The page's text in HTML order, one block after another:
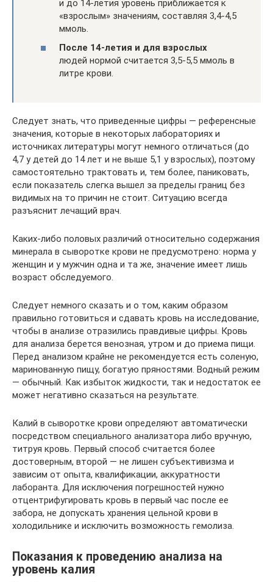
и до 14-летия уровень приближается к
«взрослым» значениям, составляя 3,4-4,5
ммоль.
После 14-летия и для взрослых
людей нормой считается 3,5-5,5 ммоль в
литре крови.
Следует знать, что приведенные цифры — референсные
значения, которые в некоторых лабораториях и
источниках литературы могут немного отличаться (до
4,7 у детей до 14 лет и не выше 5,1 у взрослых), поэтому
самостоятельно трактовать и, тем более, паниковать,
если показатель слегка вышел за пределы границ без
видимых на то причин не стоит. Ситуацию всегда
разъяснит лечащий врач.
Каких-либо половых различий относительно содержания
минерала в сыворотке крови не предусмотрено: норма у
женщин и у мужчин одна и та же, значение имеет лишь
возраст обследуемого.
Следует немного сказать и о том, каким образом
правильно готовиться и сдавать кровь на исследование,
чтобы в анализе отразились правдивые цифры. Кровь
для анализа берется венозная, утром и до приема пищи.
Перед анализом крайне не рекомендуется есть соленую,
маринованную пищу, богатую пряностями. Водный режим
— обычный. Как избыток жидкости, так и недостаток ее
может негативно сказаться на результате.
Калий в сыворотке крови определяют автоматически
посредством специального анализатора либо вручную,
титруя кровь. Первый способ считается более
достоверным, второй — не лишен субъективизма и
зависим от опыта, квалификации, аккуратности
лаборанта. Для исключения погрешностей нужно
отцентрифугировать кровь в первый час после ее
забора, не допускать хранения цельной крови в
холодильнике и исключить возможность гемолиза.
Показания к проведению анализа на
уровень калия